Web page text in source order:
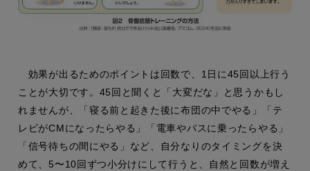
効果が出るためのポイントは回数で、1日に45回以上行う
ことが大切です。45回と聞くと「大変だな」と思うかもし
れませんが、「寝る前と起きた後に布団の中でやる」「テ
レビがCMになったらやる」「電車やバスに乗ったらやる」
「信号待ちの間にやる」など、自分なりのタイミングを決
めて、5〜10回ずつ小分けにして行うと、自然と回数が増え